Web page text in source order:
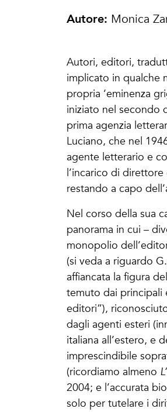
Autore: Monica
Autori, editori,
implicato in qualche
propria ‘eminenza
iniziato nel secondo
prima agenzia
Luciano, che nel
agente letterario e
l’incarico di
restando a capo
Nel corso della sua
panorama in cui –
monopolio
(si veda a riguardo
affiancata la figura
temuto dai principali
editori”),
dagli agenti esteri
italiana all’estero, e
imprescindibile
(ricordiamo almeno
2004; e l’accurata
solo per tutelare i